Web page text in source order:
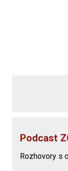
Podcast
Rozhovory s